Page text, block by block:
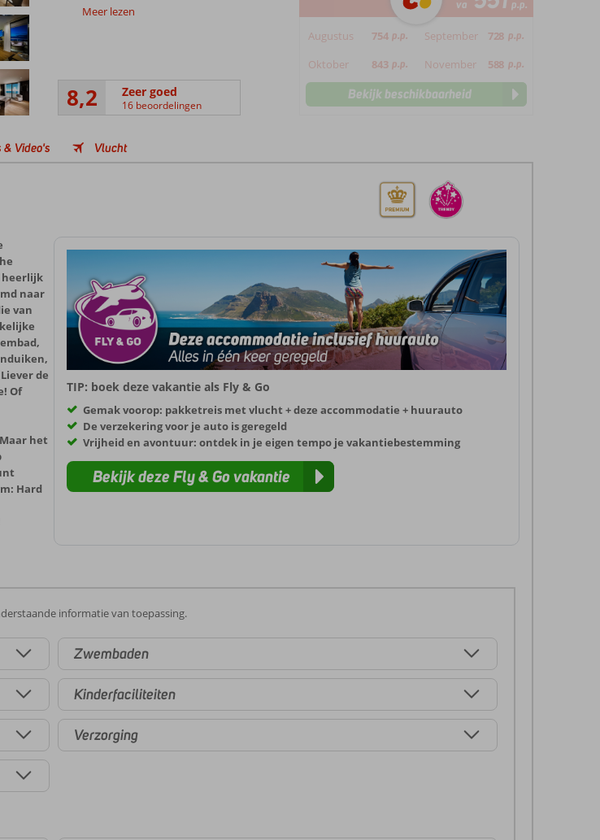
Meer lezen
8,2 Zeer goed
16 beoordelingen
va p.p.
Augustus 754 p.p. September 728 p.p.
Oktober 843 p.p. November 588 p.p.
Bekijk beschikbaarheid
& Video's Vlucht
heerlijk
naar
van
de
Of
het
Hard
TIP: boek deze vakantie als Fly & Go
Gemak voorop: pakketreis met vlucht + deze accommodatie + huurauto
De verzekering voor je auto is geregeld
Vrijheid en avontuur: ontdek in je eigen tempo je vakantiebestemming
Bekijk deze Fly & Go vakantie
informatie van toepassing.
Zwembaden
Kinderfaciliteiten
Verzorging